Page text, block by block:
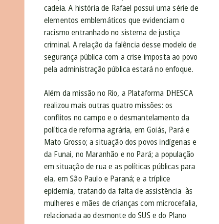
cadeia. A história de Rafael possui uma série de
elementos emblemáticos que evidenciam o
racismo entranhado no sistema de justiça
criminal. A relação da falência desse modelo de
segurança pública com a crise imposta ao povo
pela administração pública estará no enfoque.
Além da missão no Rio, a Plataforma DHESCA
realizou mais outras quatro missões: os
conflitos no campo e o desmantelamento da
política de reforma agrária, em Goiás, Pará e
Mato Grosso; a situação dos povos indígenas e
da Funai, no Maranhão e no Pará; a população
em situação de rua e as políticas públicas para
ela, em São Paulo e Paraná; e a tríplice
epidemia, tratando da falta de assistência às
mulheres e mães de crianças com microcefalia,
relacionada ao desmonte do SUS e do Plano